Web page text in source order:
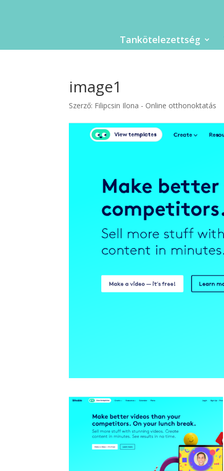
Tankötelezettség
image1
Szerző: Filipcsin Ilona - Online otthonoktatás